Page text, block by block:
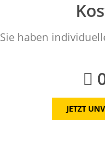
Sie haben
JETZT